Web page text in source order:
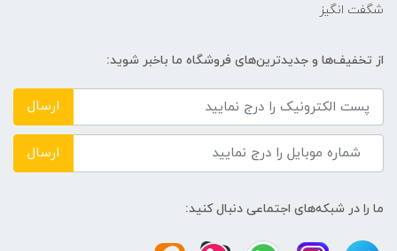
حافظه دستگاه
---
نوع حافظه داخلی
شگفت انگیز
از تخفیف‌ها و جدیدترین‌های فروشگاه ما باخبر شوید:
ارسال
ارسال
ما را در شبکه‌های اجتماعی دنبال کنید: